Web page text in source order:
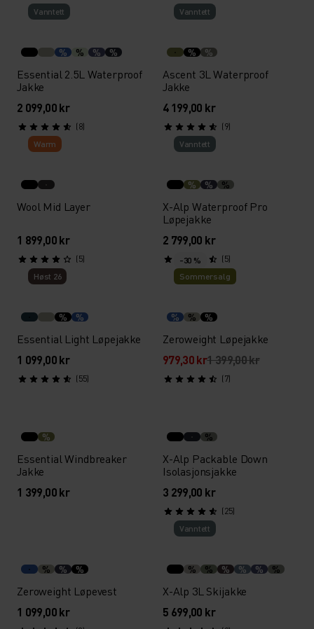
Vann­tett
% % % %
Essential 2.5L Waterproof
Jakke
2 099,00 kr
(8)
Vann­tett
% %
Ascent 3L Waterproof
Jakke
4 199,00 kr
(9)
Warm
Wool Mid Layer
1 899,00 kr
(5)
Vann­tett
% % %
X-Alp Waterproof Pro
Løpejakke
2 799,00 kr
(5)
Høst 26
% %
Essential Light Løpejakke
1 099,00 kr
(55)
-30 %
Sommersalg
% % %
Zeroweight Løpejakke
979,30 kr1 399,00 kr
(7)
%
Essential Windbreaker
Jakke
1 399,00 kr
%
X-Alp Packable Down
Isolasjonsjakke
3 299,00 kr
(25)
% % %
Zeroweight Løpevest
1 099,00 kr
Vann­tett
% % % % % %
X-Alp 3L Skijakke
5 699,00 kr